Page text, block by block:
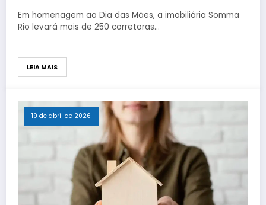
Em homenagem ao Dia das Mães, a imobiliária Somma
Rio levará mais de 250 corretoras…
LEIA MAIS
19 de abril de 2026